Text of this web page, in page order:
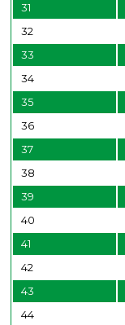
31
32
33
34
35
36
37
38
39
40
41
42
43
44